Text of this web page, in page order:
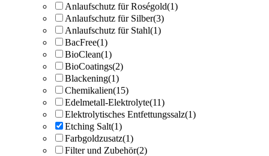
Anlaufschutz für Roségold(1)
Anlaufschutz für Silber(3)
Anlaufschutz für Stahl(1)
BacFree(1)
BioClean(1)
BioCoatings(2)
Blackening(1)
Chemikalien(15)
Edelmetall-Elektrolyte(11)
Elektrolytisches Entfettungssalz(1)
Etching Salt(1)
Farbgoldzusatz(1)
Filter und Zubehör(2)